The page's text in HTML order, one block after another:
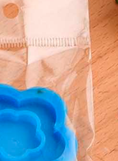
значительно
позволяя наглядно
товар от
хранения, при